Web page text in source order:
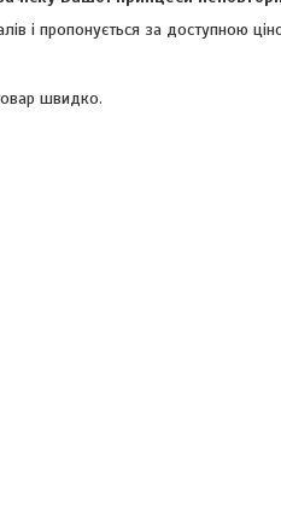
і пропонується за доступною
швидко.